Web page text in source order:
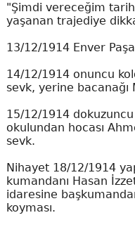
"Şimdi vereceğim
yaşanan trajediye
13/12/1914 Enver
14/12/1914 onuncu
sevk, yerine bacanağı
15/12/1914
okulundan hocası
sevk.
Nihayet 18/12/1914
kumandanı Hasan
idaresine
koyması.